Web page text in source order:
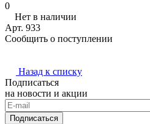
0
Нет в наличии
Арт. 933
Сообщить о поступлении
Назад к списку
Подписаться
на новости и акции
Подписаться